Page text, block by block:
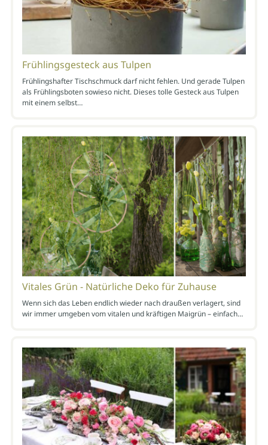
Frühlingsgesteck aus Tulpen
Frühlingshafter Tischschmuck darf nicht fehlen. Und gerade Tulpen
als Frühlingsboten sowieso nicht. Dieses tolle Gesteck aus Tulpen
mit einem selbst…
Vitales Grün - Natürliche Deko für Zuhause
Wenn sich das Leben endlich wieder nach draußen verlagert, sind
wir immer umgeben vom vitalen und kräftigen Maigrün – einfach…